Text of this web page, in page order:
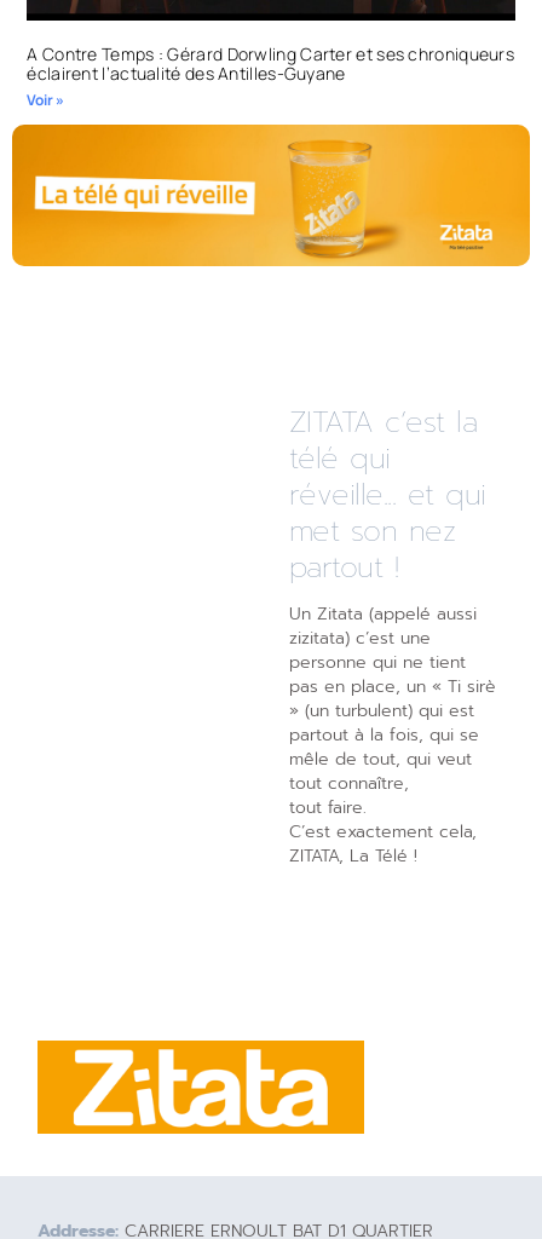
A Contre Temps : Gérard Dorwling Carter et ses chroniqueurs
éclairent l’actualité des Antilles-Guyane
Voir »
ZITATA c’est la
télé qui
réveille... et qui
met son nez
partout !
Un Zitata (appelé aussi
zizitata) c’est une
personne qui ne tient
pas en place, un « Ti sirè
» (un turbulent) qui est
partout à la fois, qui se
mêle de tout, qui veut
tout connaître,
tout faire.
C’est exactement cela,
ZITATA, La Télé !
Addresse: CARRIERE ERNOULT BAT D1 QUARTIER